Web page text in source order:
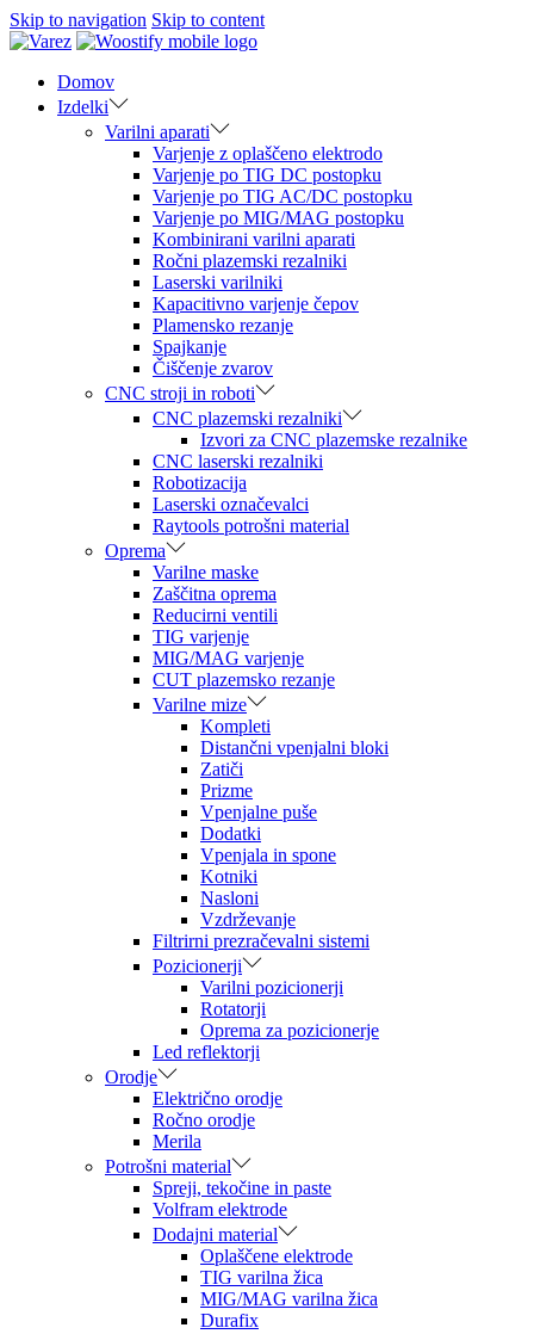
Skip to navigation Skip to content
Domov
Izdelki
Varilni aparati
Varjenje z oplaščeno elektrodo
Varjenje po TIG DC postopku
Varjenje po TIG AC/DC postopku
Varjenje po MIG/MAG postopku
Kombinirani varilni aparati
Ročni plazemski rezalniki
Laserski varilniki
Kapacitivno varjenje čepov
Plamensko rezanje
Spajkanje
Čiščenje zvarov
CNC stroji in roboti
CNC plazemski rezalniki
Izvori za CNC plazemske rezalnike
CNC laserski rezalniki
Robotizacija
Laserski označevalci
Raytools potrošni material
Oprema
Varilne maske
Zaščitna oprema
Reducirni ventili
TIG varjenje
MIG/MAG varjenje
CUT plazemsko rezanje
Varilne mize
Kompleti
Distančni vpenjalni bloki
Zatiči
Prizme
Vpenjalne puše
Dodatki
Vpenjala in spone
Kotniki
Nasloni
Vzdrževanje
Filtrirni prezračevalni sistemi
Pozicionerji
Varilni pozicionerji
Rotatorji
Oprema za pozicionerje
Led reflektorji
Orodje
Električno orodje
Ročno orodje
Merila
Potrošni material
Spreji, tekočine in paste
Volfram elektrode
Dodajni material
Oplaščene elektrode
TIG varilna žica
MIG/MAG varilna žica
Durafix